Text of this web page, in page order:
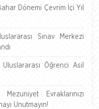
Dönemi Çevrim İçi Yıl
Sınav Merkezi
Öğrenci Asil
Evraklarınızı
Unutmayın!